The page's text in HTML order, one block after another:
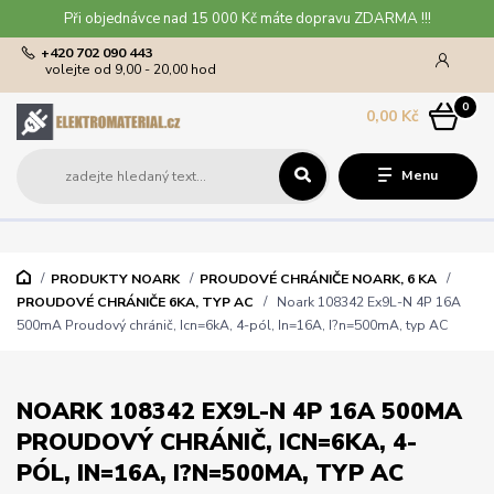
Při objednávce nad 15 000 Kč máte dopravu ZDARMA !!!
Menu
+420 702 090 443
volejte od 9,00 - 20,00 hod
0
0,00 Kč
PRODUKTY NOARK
PROUDOVÉ CHRÁNIČE NOARK, 6 KA
PROUDOVÉ CHRÁNIČE 6KA, TYP AC
Noark 108342 Ex9L-N 4P 16A
500mA Proudový chránič, Icn=6kA, 4-pól, In=16A, I?n=500mA, typ AC
NOARK 108342 EX9L-N 4P 16A 500MA
PROUDOVÝ CHRÁNIČ, ICN=6KA, 4-
PÓL, IN=16A, I?N=500MA, TYP AC